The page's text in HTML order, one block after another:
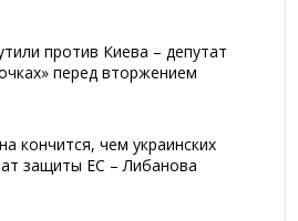
против Киева – депутат
перед вторжением
кончится, чем украинских
защиты ЕС – Либанова